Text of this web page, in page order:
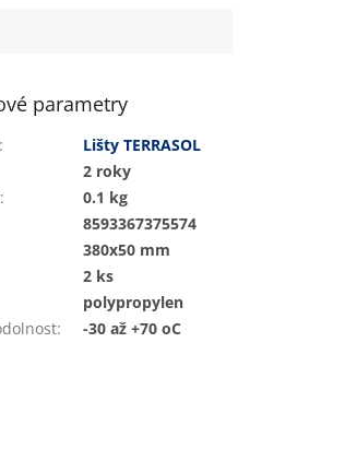
parametry
:
Lišty TERRASOL
2 roky
:
0.1 kg
8593367375574
380x50 mm
2 ks
polypropylen
: -30 až +70 oC